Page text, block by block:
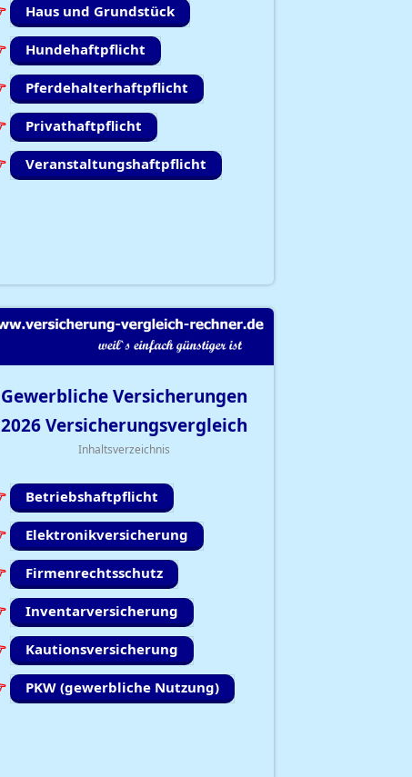
Haus und Grundstück
Hundehaftpflicht
Pferdehalterhaftpflicht
Privathaftpflicht
Veranstaltungshaftpflicht
Gewerbliche Versicherungen
2026Versicherungsvergleich
Inhaltsverzeichnis
Betriebshaftpflicht
Elektronikversicherung
Firmenrechtsschutz
Inventarversicherung
Kautionsversicherung
PKW (gewerbliche Nutzung)